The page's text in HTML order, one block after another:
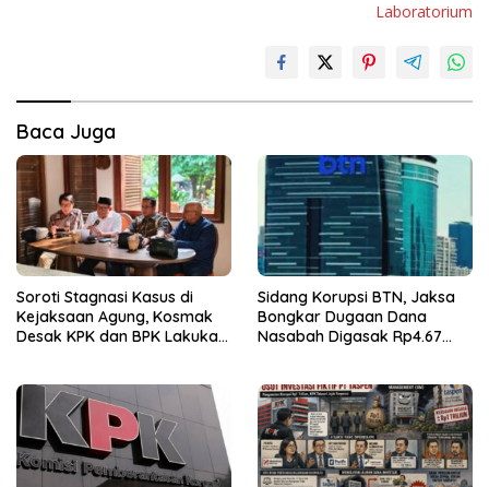
Laboratorium
Baca Juga
Soroti Stagnasi Kasus di
Kejaksaan Agung, Kosmak
Desak KPK dan BPK Lakukan
Sidang Korupsi BTN, Jaksa
Bongkar Dugaan Dana
Nasabah Digasak Rp4.67